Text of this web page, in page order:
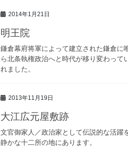
2014年1月21日
明王院
鎌倉幕府将軍によって建立された鎌倉に
ら北条執権政治へと時代が移り変わって
れました。
2013年11月19日
大江広元屋敷跡
文官御家人／政治家として伝説的な活躍
静かな十二所の地にあります。